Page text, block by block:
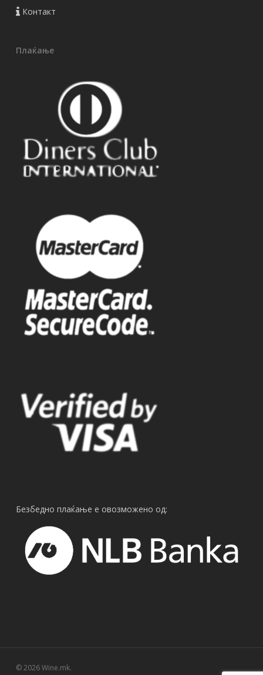
Контакт
Плаќање
Безбедно плаќање е овозможено од:
© 2026 Wine.mk.